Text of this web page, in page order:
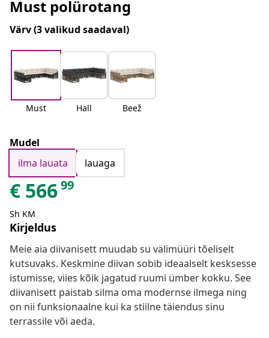
Must polürotang
Värv(3 valikud saadaval)
Must Hall Beež
Mudel
ilma lauata
lauaga
€ 56699
Sh KM
Kirjeldus
Meie aia diivanisett muudab su välimüüri tõeliselt
kutsuvaks. Keskmine diivan sobib ideaalselt kesksesse
istumisse, viies kõik jagatud ruumi ümber kokku. See
diivanisett paistab silma oma modernse ilmega ning
on nii funksionaalne kui ka stiilne täiendus sinu
terrassile või aeda.